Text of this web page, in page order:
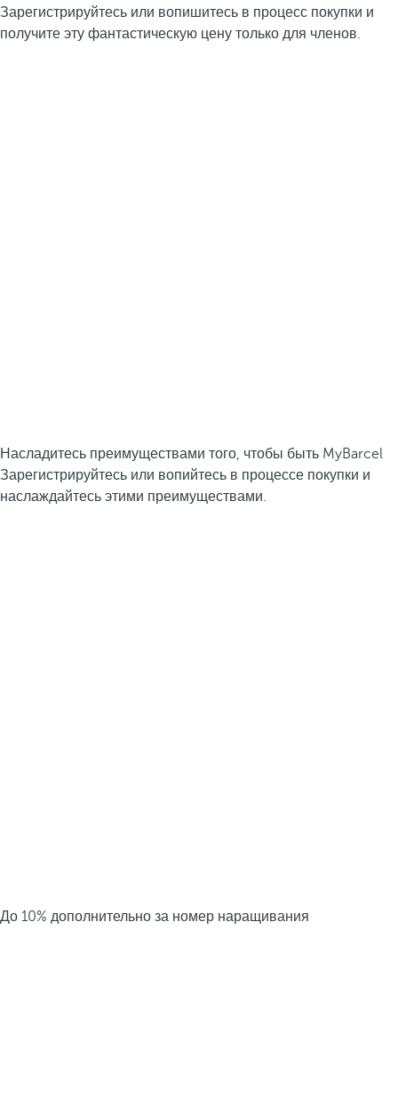
Зарегистрируйтесь или вопишитесь в процесс покупки и
получите эту фантастическую цену только для членов.
Насладитесь преимуществами того, чтобы быть MyBarcel
Зарегистрируйтесь или вопийтесь в процессе покупки и
наслаждайтесь этими преимуществами.
До 10% дополнительно за номер наращивания